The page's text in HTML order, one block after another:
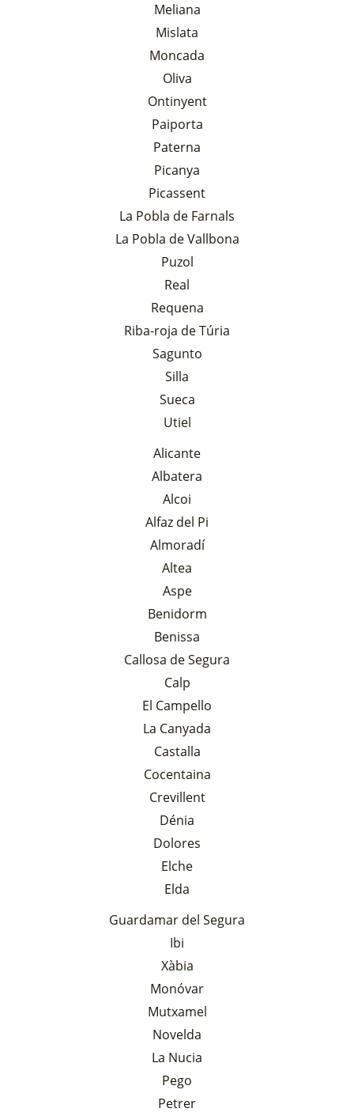
Meliana
Mislata
Moncada
Oliva
Ontinyent
Paiporta
Paterna
Picanya
Picassent
La Pobla de Farnals
La Pobla de Vallbona
Puzol
Real
Requena
Riba-roja de Túria
Sagunto
Silla
Sueca
Utiel
Alicante
Albatera
Alcoi
Alfaz del Pi
Almoradí
Altea
Aspe
Benidorm
Benissa
Callosa de Segura
Calp
El Campello
La Canyada
Castalla
Cocentaina
Crevillent
Dénia
Dolores
Elche
Elda
Guardamar del Segura
Ibi
Xàbia
Monóvar
Mutxamel
Novelda
La Nucia
Pego
Petrer